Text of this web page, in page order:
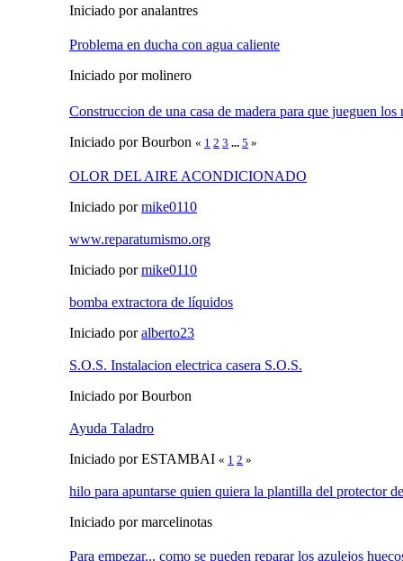
Iniciado por analantres
Problema en ducha con agua caliente
Iniciado por molinero
Construccion de una casa de madera para que jueguen los
Iniciado por Bourbon « 1 2 3 ... 5 »
OLOR DEL AIRE ACONDICIONADO
Iniciado pormike0110
www.reparatumismo.org
Iniciado pormike0110
bomba extractora de líquidos
Iniciado poralberto23
S.O.S. Instalacion electrica casera S.O.S.
Iniciado por Bourbon
Ayuda Taladro
Iniciado por ESTAMBAI « 1 2 »
hilo para apuntarse quien quiera la plantilla del protector
Iniciado por marcelinotas
Para empezar... como se pueden reparar los azulejos